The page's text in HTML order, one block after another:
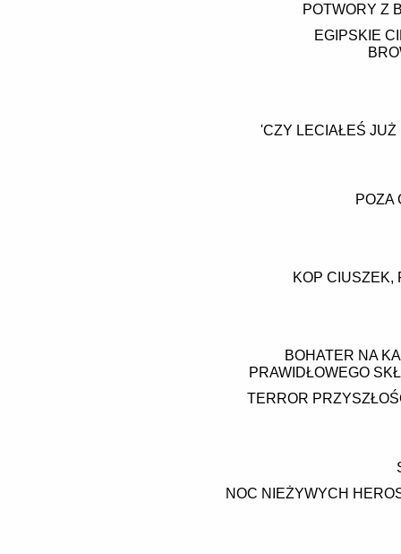
POTWORY Z
EGIPSKIE
'CZY LECIAŁEŚ
POZA
KOP CIUSZEK,
BOHATER NA
PRAWIDŁOWEGO
TERROR
NOC NIEŻYWYCH